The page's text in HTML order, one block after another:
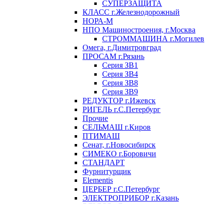
СУПЕРЗАЩИТА
КЛАСС г.Железнодорожный
НОРА-М
НПО Машиностроения, г.Москва
СТРОММАШИНА г.Могилев
Омега, г.Димитровград
ПРОСАМ г.Рязань
Серия ЗВ1
Серия ЗВ4
Серия ЗВ8
Серия ЗВ9
РЕДУКТОР г.Ижевск
РИГЕЛЬ г.С.Петербург
Прочие
СЕЛЬМАШ г.Киров
ПТИМАШ
Сенат, г.Новосибирск
СИМЕКО г.Боровичи
СТАНДАРТ
Фурнитурщик
Elementis
ЦЕРБЕР г.С.Петербург
ЭЛЕКТРОПРИБОР г.Казань